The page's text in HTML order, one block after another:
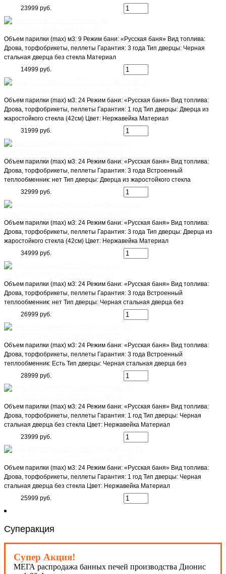
23999 руб.
Объем парилки (max) м3: 9 Режим бани: «Русская баня» Вид топлива:
Дрова, торфобрикеты, пеллеты Гарантия: 3 года Тип дверцы: Черная
стальная дверца без стекла Материал
14999 руб.
Объем парилки (max) м3: 24 Режим бани: «Русская баня» Вид топлива:
Дрова, торфобрикеты, пеллеты Гарантия: 1 год Тип дверцы: Дверца из
жаростойкого стекла (42см) Цвет: Нержавейка Материал
31999 руб.
Объем парилки (max) м3: 24 Режим бани: «Русская баня» Вид топлива:
Дрова, торфобрикеты, пеллеты Гарантия: 3 года Встроенный
теплообменник: нет Тип дверцы: Дверца из жаростойкого стекла
32999 руб.
Объем парилки (max) м3: 24 Режим бани: «Русская баня» Вид топлива:
Дрова, торфобрикеты, пеллеты Гарантия: 3 года Тип дверцы: Дверца из
жаростойкого стекла (42см) Цвет: Нержавейка Материал
34999 руб.
Объем парилки (max) м3: 24 Режим бани: «Русская баня» Вид топлива:
Дрова, торфобрикеты, пеллеты Гарантия: 3 года Встроенный
теплообменник: нет Тип дверцы: Черная стальная дверца без
26999 руб.
Объем парилки (max) м3: 24 Режим бани: «Русская баня» Вид топлива:
Дрова, торфобрикеты, пеллеты Гарантия: 3 года Встроенный
теплообменник: Есть Тип дверцы: Черная стальная дверца без
28999 руб.
Объем парилки (max) м3: 24 Режим бани: «Русская баня» Вид топлива:
Дрова, торфобрикеты, пеллеты Гарантия: 1 год Тип дверцы: Черная
стальная дверца без стекла Цвет: Нержавейка Материал
23999 руб.
Объем парилки (max) м3: 24 Режим бани: «Русская баня» Вид топлива:
Дрова, торфобрикеты, пеллеты Гарантия: 1 год Тип дверцы: Черная
стальная дверца без стекла Цвет: Нержавейка Материал
25999 руб.
Суперакция
Супер Акция!
МЕГА распродажа банных печей производства Дионис